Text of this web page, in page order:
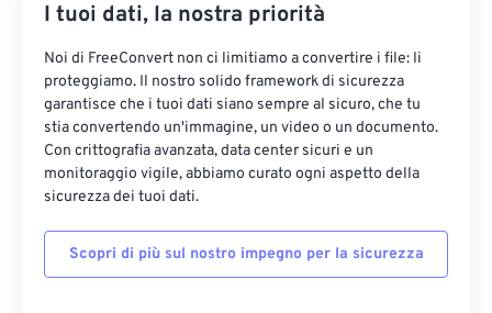
I tuoi dati, la nostra priorità
Noi di FreeConvert non ci limitiamo a convertire i file: li
proteggiamo. Il nostro solido framework di sicurezza
garantisce che i tuoi dati siano sempre al sicuro, che tu
stia convertendo un'immagine, un video o un documento.
Con crittografia avanzata, data center sicuri e un
monitoraggio vigile, abbiamo curato ogni aspetto della
sicurezza dei tuoi dati.
Scopri di più sul nostro impegno per la sicurezza